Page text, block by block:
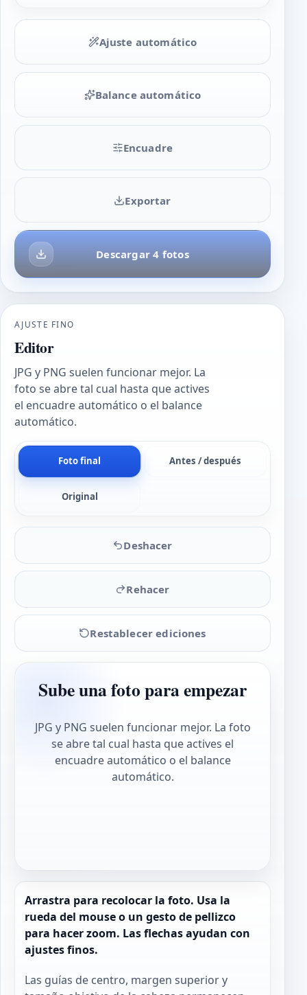
Ajuste automático
Balance automático
Encuadre
Descargar 4 fotos
Exportar
AJUSTE FINO
Editor
JPG y PNG suelen funcionar mejor. La
foto se abre tal cual hasta que actives
el encuadre automático o el balance
automático.
Foto final Antes / después
Original
Deshacer
Rehacer
Restablecer ediciones
Sube una foto para empezar
JPG y PNG suelen funcionar mejor. La foto
se abre tal cual hasta que actives el
encuadre automático o el balance
automático.
Arrastra para recolocar la foto. Usa la
rueda del mouse o un gesto de pellizco
para hacer zoom. Las flechas ayudan con
ajustes finos.
Las guías de centro, margen superior y